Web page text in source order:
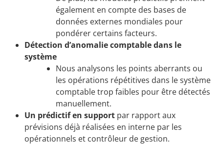
également en compte des bases de
données externes mondiales pour
pondérer certains facteurs.
Détection d’anomalie comptable dans le
système
Nous analysons les points aberrants ou
les opérations répétitives dans le système
comptable trop faibles pour être détectés
manuellement.
Un prédictif en support par rapport aux
prévisions déjà réalisées en interne par les
opérationnels et contrôleur de gestion.